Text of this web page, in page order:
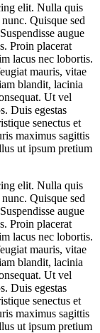
elit. Nulla quis
Quisque sed
augue
Proin placerat
lacus nec lobortis.
mauris, vitae
blandit, lacinia
Ut vel
Duis egestas
senectus et
maximus sagittis
ut ipsum pretium
elit. Nulla quis
Quisque sed
augue
Proin placerat
lacus nec lobortis.
mauris, vitae
blandit, lacinia
Ut vel
Duis egestas
senectus et
maximus sagittis
ut ipsum pretium